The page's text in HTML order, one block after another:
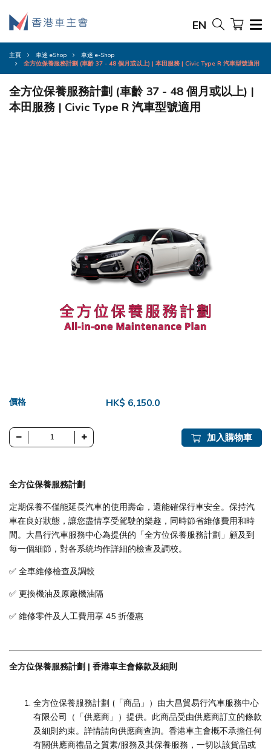
EN
主頁 車迷 eShop
車迷 e-Shop
全方位保養服務計劃 (車齡 37 - 48 個月或以上) | 本田服務 | Civic Type R 汽車型號適用
全方位保養服務計劃 (車齡 37 - 48 個月或以上) |
本田服務 | Civic Type R 汽車型號適用
價格 HK$ 6,150.0
加入購物車
全方位保養服務計劃
定期保養不僅能延長汽車的使用壽命，還能確保行車安全。保持汽
車在良好狀態，讓您盡情享受駕駛的樂趣，同時節省維修費用和時
間。大昌行汽車服務中心為提供的「全方位保養服務計劃」顧及到
每一個細節，對各系統均作詳細的檢查及調校。
✅ 全車維修檢查及調較
✅ 更換機油及原廠機油隔
✅ 維修零件及人工費用享 45 折優惠
全方位保養服務計劃 | 香港車主會條款及細則
全方位保養服務計劃 (「商品」）由大昌貿易行汽車服務中心
有限公司（「供應商」）提供。此商品受由供應商訂立的條款
及細則約束。詳情請向供應商查詢。香港車主會概不承擔任何
有關供應商禮品之質素/服務及其保養服務，一切以該貨品或